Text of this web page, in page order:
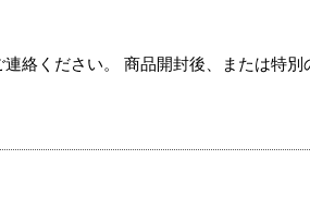
絡ください。 商品開封後、または特別